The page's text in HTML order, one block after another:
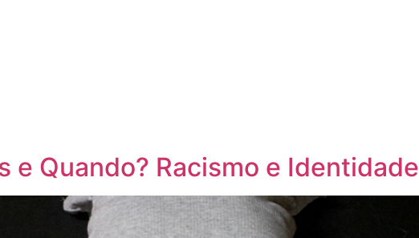
e Quando? Racismo e Identidade